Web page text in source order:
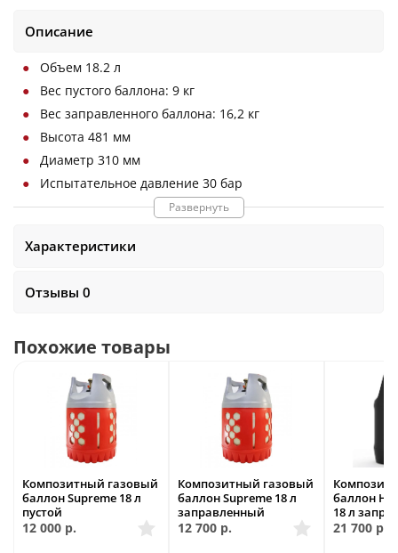
Описание
Объем 18.2 л
Вес пустого баллона: 9 кг
Вес заправленного баллона: 16,2 кг
Высота 481 мм
Диаметр 310 мм
Испытательное давление 30 бар
Рабочая температура -40С — +65С
Механизм 100% защиты от проворота колбы
Развернуть
Характеристики
Отзывы 0
Похожие товары
Композитный газовый
баллон Supreme 18 л
пустой
12 000 р.
Композитный газовый
баллон Supreme 18 л
заправленный
12 700 р.
баллон
18 л
21 700 р.